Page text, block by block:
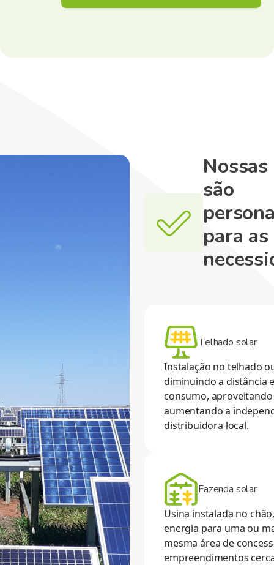
são
para
Telhado solar
Instalação no telhado
diminuindo a distância
consumo,
aumentando a
distribuidora local.
Fazenda solar
Usina instalada no
energia para uma ou
mesma área de
empreendimentos